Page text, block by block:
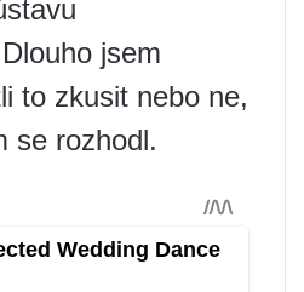
jsem
to zkusit nebo ne,
se rozhodl.